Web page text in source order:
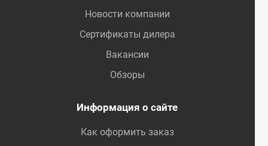
Новости компании
Сертификаты дилера
Вакансии
Обзоры
Информация о сайте
Как оформить заказ